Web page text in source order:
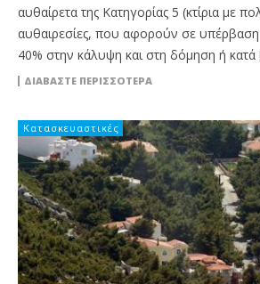
αυθαίρετα της Κατηγορίας 5 (κτίρια με
αυθαιρεσίες, που αφορούν σε υπέρβαση
40% στην κάλυψη και στη δόμηση ή
ΔΙΑΒΆΣΤΕ ΠΕΡΙΣΣΌΤΕΡΑ
Κατασκευαστικές